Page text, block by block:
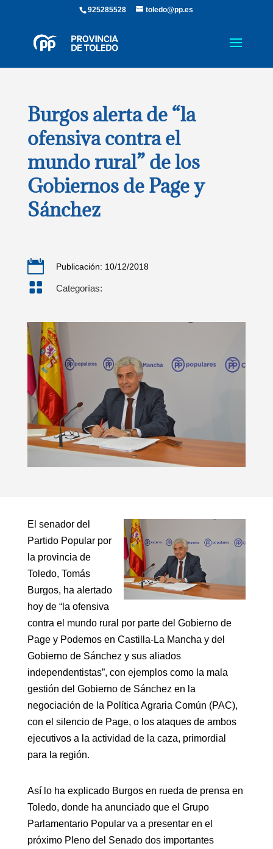
925285528 toledo@pp.es
Burgos alerta de “la
ofensiva contra el
mundo rural” de los
Gobiernos de Page y
Sánchez
 Publicación: 10/12/2018
 Categorías:
El senador del
Partido Popular por
la provincia de
Toledo, Tomás
Burgos, ha alertado
hoy de “la ofensiva
contra el mundo rural por parte del Gobierno de
Page y Podemos en Castilla-La Mancha y del
Gobierno de Sánchez y sus aliados
independentistas”, con ejemplos como la mala
gestión del Gobierno de Sánchez en la
negociación de la Política Agraria Común (PAC),
con el silencio de Page, o los ataques de ambos
ejecutivos a la actividad de la caza, primordial
para la región.
Así lo ha explicado Burgos en rueda de prensa en
Toledo, donde ha anunciado que el Grupo
Parlamentario Popular va a presentar en el
próximo Pleno del Senado dos importantes